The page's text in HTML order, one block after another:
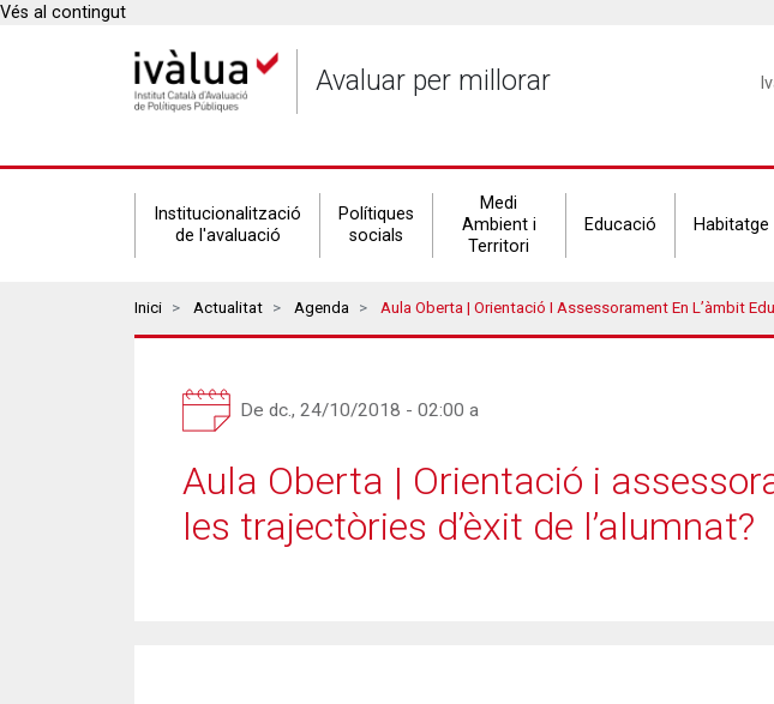
Vés al contingut
Avaluar per millorar
Secondary
navigation
Institucionalització
de l'avaluació
Polítiques
socials
Medi
Ambient i
Territori
Educació Habitatge
Breadcrumbs
Inici Actualitat Agenda Aula Oberta | Orientació I Assessorament En L’àmbit Educatiu: Com Millorar Les Trajectòries D’èxit De
De dc., 24/10/2018 - 02:00 a
Aula Oberta | Orientació i
les trajectòries d’èxit de l’alumnat?